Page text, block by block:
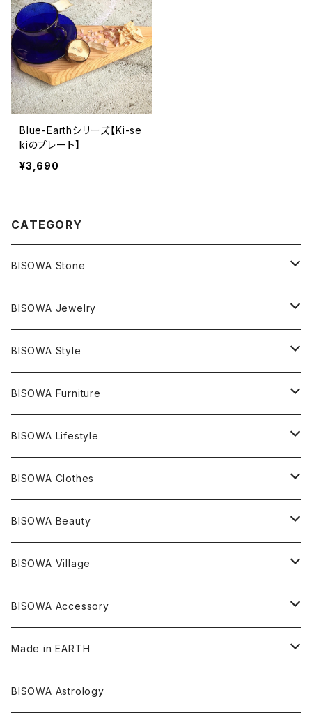
Blue-Earthシリーズ【Ki-se
kiのプレート】
¥3,690
CATEGORY
BISOWA Stone
マスタークリスタル / 水晶
エレスチャル
ライトニング
ツインソウル
メタモルフォーゼス
石の種類別
アメジスト
アクアマリン
デュモルチェライト
タンザナイト
産地別
ヒマラヤ
ブラジル
中国
アメリカ
BISOWA Jewelry
ネックレス／ペンダント
宇佐美聖子
絹麻 ~kenma~
ピアス
宇佐美聖子
Others
ブレスレット
宇佐美聖子
Others
リング
サンキャッチャー
ヘアアクセサリー
イヤリング
キーホルダー
BISOWA Style
ONE PIECE
ヘンプ
オーガニックコットン
PANTS
ヘンプ
オーガニックコットン
T-SHIRT
オーガニックコットン
ヘンプコットン
leggings
ヘンプ
オーガニックコットン
Others
ヘンプ
オーガニックコットン
Underwear
BISOWA Furniture
のるすく
BISOWA Lifestyle
Music
宇佐美聖子
Niceness Music
浄化アイテム
Cosmic Hemp 麻炭
セージ
オラクルカード
キャンドル
HAZE 和蝋燭
縁キャンドル
陶器
大蝶恵美子
Cosmic hemp
BISOWA Clothes
麻
絹
Others
オーガニックコットン
バンブー
BISOWA Beauty
ヘンプオイル
BISOWA Village
Bisowa Club Room
BISOWA Accessory
ヘアゴム
宇佐美聖子
Made in EARTH
Misakubo Japan
BISOWA Astrology